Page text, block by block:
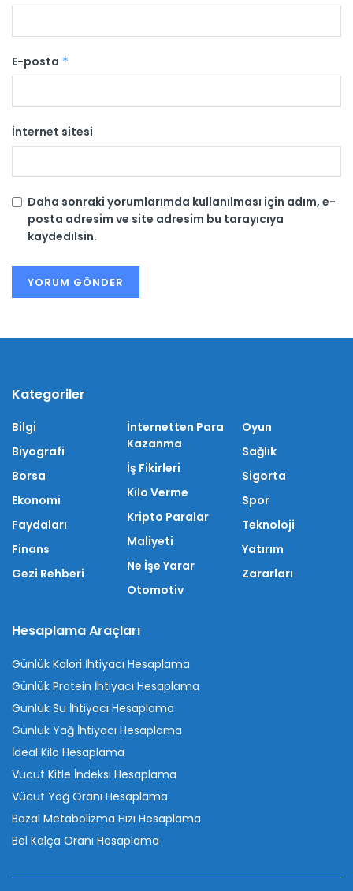
E-posta *
İnternet sitesi
Daha sonraki yorumlarımda kullanılması için adım, e-
posta adresim ve site adresim bu tarayıcıya
kaydedilsin.
Kategoriler
Bilgi
Biyografi
Borsa
Ekonomi
Faydaları
Finans
Gezi Rehberi
İnternetten Para
Kazanma
İş Fikirleri
Kilo Verme
Kripto Paralar
Maliyeti
Ne İşe Yarar
Otomotiv
Oyun
Sağlık
Sigorta
Spor
Teknoloji
Yatırım
Zararları
Hesaplama Araçları
Günlük Kalori İhtiyacı Hesaplama
Günlük Protein İhtiyacı Hesaplama
Günlük Su İhtiyacı Hesaplama
Günlük Yağ İhtiyacı Hesaplama
İdeal Kilo Hesaplama
Vücut Kitle İndeksi Hesaplama
Vücut Yağ Oranı Hesaplama
Bazal Metabolizma Hızı Hesaplama
Bel Kalça Oranı Hesaplama